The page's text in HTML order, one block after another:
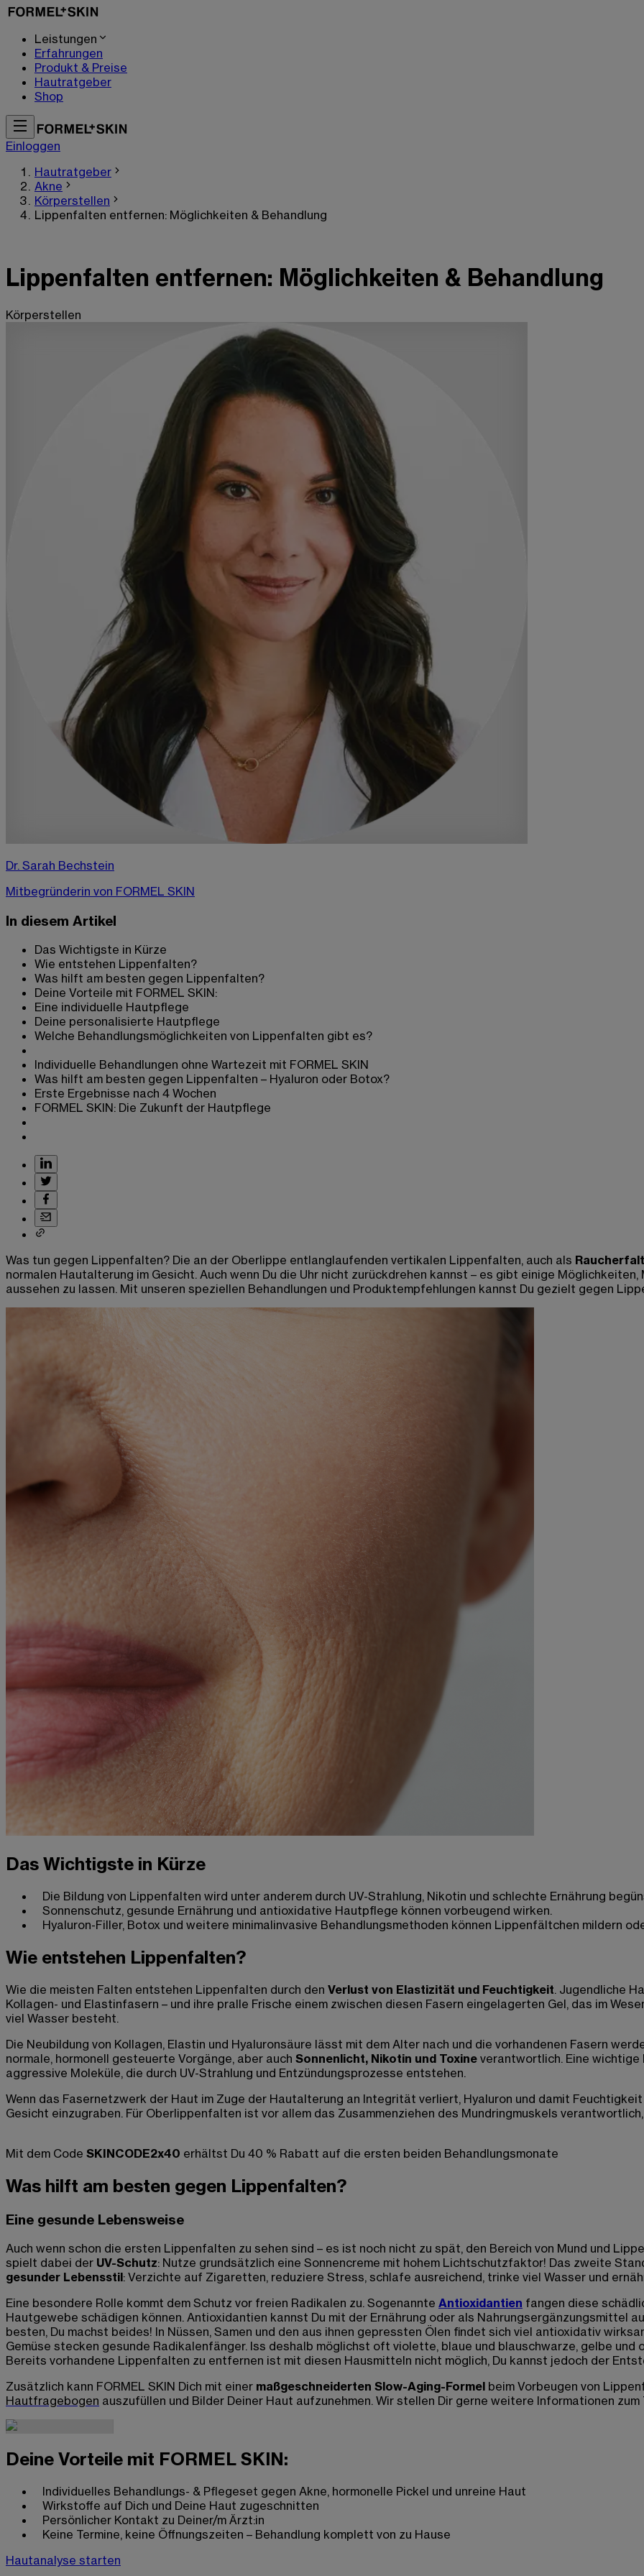
Leistungen
Erfahrungen
Produkt & Preise
Hautratgeber
Shop
Einloggen
Hautratgeber
Akne
Körperstellen
Lippenfalten entfernen: Möglichkeiten & Behandlung
Lippenfalten entfernen: Möglichkeiten & Behandlung
Körperstellen
Dr. Sarah Bechstein
Mitbegründerin von FORMEL SKIN
In diesem Artikel
Das Wichtigste in Kürze
Wie entstehen Lippenfalten?
Was hilft am besten gegen Lippenfalten?
Deine Vorteile mit FORMEL SKIN:
Eine individuelle Hautpflege
Deine personalisierte Hautpflege
Welche Behandlungsmöglichkeiten von Lippenfalten gibt es?
Individuelle Behandlungen ohne Wartezeit mit FORMEL SKIN
Was hilft am besten gegen Lippenfalten – Hyaluron oder Botox?
Erste Ergebnisse nach 4 Wochen
FORMEL SKIN: Die Zukunft der Hautpflege
Was tun gegen Lippenfalten? Die an der Oberlippe entlanglaufenden vertikalen Lippenfalten, auch als
normalen Hautalterung im Gesicht. Auch wenn Du die Uhr nicht zurückdrehen kannst – es gibt einige
aussehen zu lassen. Mit unseren speziellen Behandlungen und Produktempfehlungen kannst Du gezielt gegen
Das Wichtigste in Kürze
Die Bildung von Lippenfalten wird unter anderem durch UV-Strahlung, Nikotin und schlechte Ernährung
Sonnenschutz, gesunde Ernährung und antioxidative Hautpflege können vorbeugend wirken.
Hyaluron-Filler, Botox und weitere minimalinvasive Behandlungsmethoden können Lippenfältchen mildern
Wie entstehen Lippenfalten?
Wie die meisten Falten entstehen Lippenfalten durch den Verlust von Elastizität und Feuchtigkeit. Jugendliche
Kollagen- und Elastinfasern – und ihre pralle Frische einem zwischen diesen Fasern eingelagerten Gel, das im
viel Wasser besteht.
Die Neubildung von Kollagen, Elastin und Hyaluronsäure lässt mit dem Alter nach und die vorhandenen Fasern
normale, hormonell gesteuerte Vorgänge, aber auch Sonnenlicht, Nikotin und Toxine verantwortlich. Eine
aggressive Moleküle, die durch UV-Strahlung und Entzündungsprozesse entstehen.
Wenn das Fasernetzwerk der Haut im Zuge der Hautalterung an Integrität verliert, Hyaluron und damit
Gesicht einzugraben. Für Oberlippenfalten ist vor allem das Zusammenziehen des Mundringmuskels
Mit dem Code SKINCODE2x40 erhältst Du 40 % Rabatt auf die ersten beiden Behandlungsmonate
Was hilft am besten gegen Lippenfalten?
Eine gesunde Lebensweise
Auch wenn schon die ersten Lippenfalten zu sehen sind – es ist noch nicht zu spät, den Bereich von Mund und
spielt dabei der UV-Schutz: Nutze grundsätzlich eine Sonnencreme mit hohem Lichtschutzfaktor! Das zweite
gesunder Lebensstil: Verzichte auf Zigaretten, reduziere Stress, schlafe ausreichend, trinke viel Wasser und
Eine besondere Rolle kommt dem Schutz vor freien Radikalen zu. Sogenannte Antioxidantien fangen diese
Hautgewebe schädigen können. Antioxidantien kannst Du mit der Ernährung oder als Nahrungsergänzungsmittel
besten, Du machst beides! In Nüssen, Samen und den aus ihnen gepressten Ölen findet sich viel antioxidativ
Gemüse stecken gesunde Radikalenfänger. Iss deshalb möglichst oft violette, blaue und blauschwarze, gelbe
Bereits vorhandene Lippenfalten zu entfernen ist mit diesen Hausmitteln nicht möglich, Du kannst jedoch der
Zusätzlich kann FORMEL SKIN Dich mit einer maßgeschneiderten Slow-Aging-Formel beim Vorbeugen von
Hautfragebogen auszufüllen und Bilder Deiner Haut aufzunehmen. Wir stellen Dir gerne weitere Informationen zum
Deine Vorteile mit FORMEL SKIN:
Individuelles Behandlungs- & Pflegeset gegen Akne, hormonelle Pickel und unreine Haut
Wirkstoffe auf Dich und Deine Haut zugeschnitten
Persönlicher Kontakt zu Deiner/m Ärzt:in
Keine Termine, keine Öffnungszeiten – Behandlung komplett von zu Hause
Hautanalyse starten